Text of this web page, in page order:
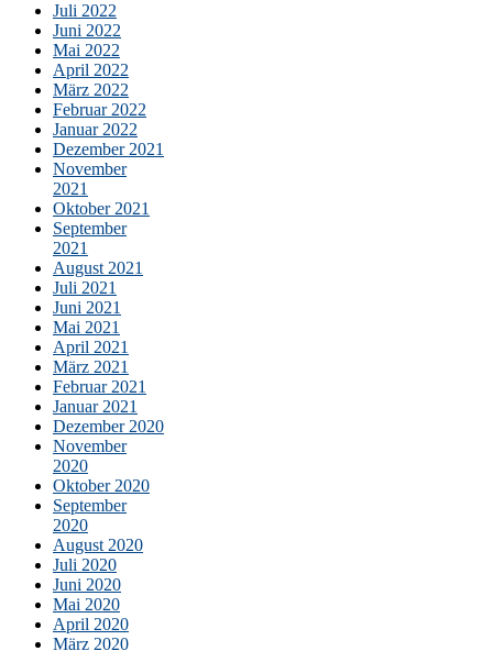
Juli 2022
Juni 2022
Mai 2022
April 2022
März 2022
Februar 2022
Januar 2022
Dezember 2021
November
2021
Oktober 2021
September
2021
August 2021
Juli 2021
Juni 2021
Mai 2021
April 2021
März 2021
Februar 2021
Januar 2021
Dezember 2020
November
2020
Oktober 2020
September
2020
August 2020
Juli 2020
Juni 2020
Mai 2020
April 2020
März 2020